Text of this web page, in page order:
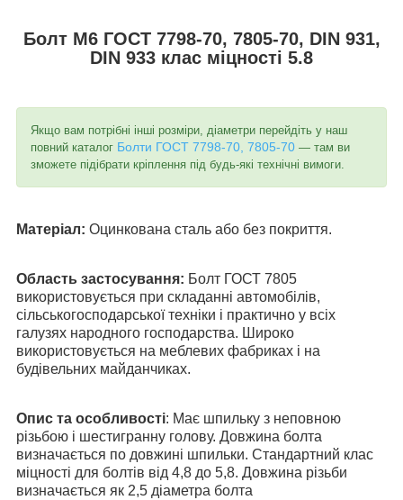
Болт М6 ГОСТ 7798-70, 7805-70, DIN 931,
DIN 933 клас міцності 5.8
Якщо вам потрібні інші розміри, діаметри перейдіть у наш
повний каталог Болти ГОСТ 7798-70, 7805-70 — там ви
зможете підібрати кріплення під будь-які технічні вимоги.
Матеріал: Оцинкована сталь або без покриття.
Область застосування: Болт ГОСТ 7805
використовується при складанні автомобілів,
сільськогосподарської техніки і практично у всіх
галузях народного господарства. Широко
використовується на меблевих фабриках і на
будівельних майданчиках.
Опис та особливості: Має шпильку з неповною
різьбою і шестигранну голову. Довжина болта
визначається по довжині шпильки. Стандартний клас
міцності для болтів від 4,8 до 5,8. Довжина різьби
визначається як 2,5 діаметра болта